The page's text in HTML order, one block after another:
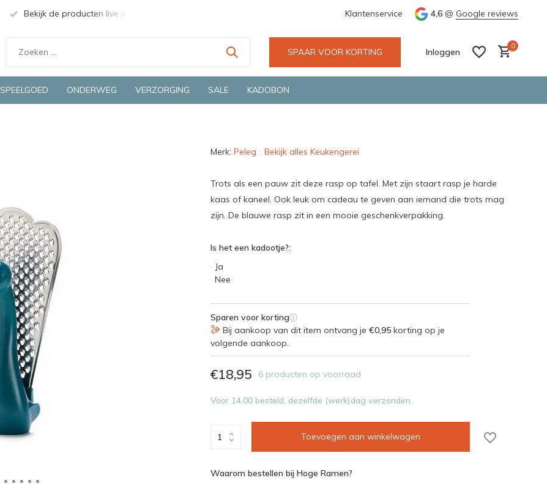
Bekijk de producten live in onze winkel in Deventer Groene en snelle bezorging door o.a. Fietskoerier en GLS. Wij
Klantenservice 4,6 @ Google reviews
SPAAR VOOR KORTING Inloggen
0
SPEELGOED ONDERWEG VERZORGING SALE KADOBON
Merk: Peleg Bekijk alles Keukengerei
Trots als een pauw zit deze rasp op tafel. Met zijn staart rasp je harde
kaas of kaneel. Ook leuk om cadeau te geven aan iemand die trots mag
zijn. De blauwe rasp zit in een mooie geschenkverpakking.
Is het een kadootje?:
Ja
Nee
Sparen voor korting i
Bij aankoop van dit item ontvang je €0,95korting op je
volgende aankoop.
€18,95 6 producten op voorraad
Voor 14.00 besteld, dezelfde (werk)dag verzonden.
Toevoegen aan winkelwagen
Waarom bestellen bij Hoge Ramen?